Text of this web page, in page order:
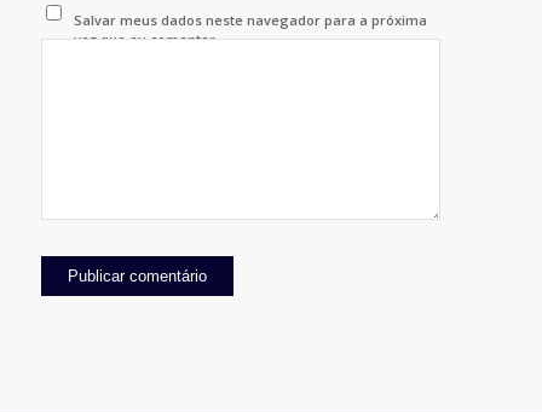
Salvar meus dados neste navegador para a próxima
vez que eu comentar.